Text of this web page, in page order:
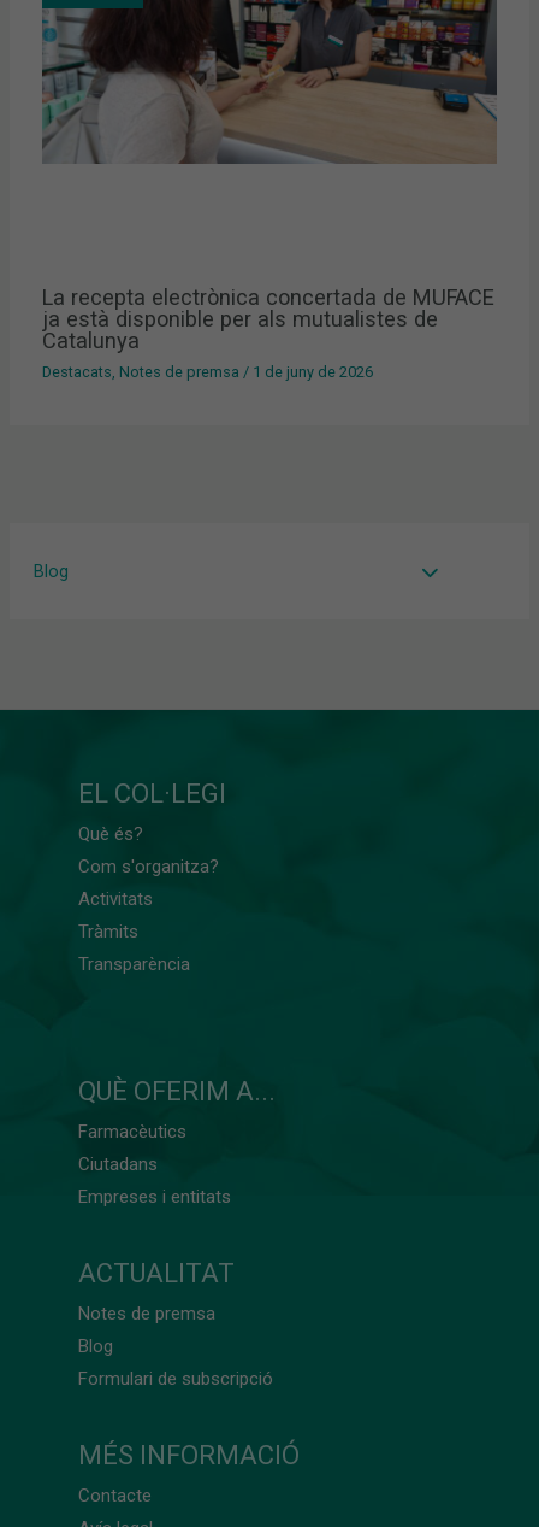
Blog
La recepta electrònica concertada de MUFACE
ja està disponible per als mutualistes de
Catalunya
Destacats Notes de premsa / 1 de juny de 2026
EL COL·LEGI
Què és?
Com s'organitza?
Activitats
Tràmits
Transparència
QUÈ OFERIM A...
Farmacèutics
Ciutadans
Empreses i entitats
ACTUALITAT
Notes de premsa
Blog
Formulari de subscripció
MÉS INFORMACIÓ
Contacte